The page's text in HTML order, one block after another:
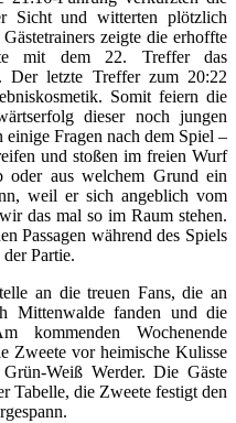
Sicht und witterten plötzlich
zeigte die erhoffte
mit dem 22. Treffer das
Der letzte Treffer zum 20:22
Somit feiern die
dieser noch jungen
Fragen nach dem Spiel –
und stoßen im freien Wurf
oder aus welchem Grund ein
weil er sich angeblich vom
das mal so im Raum stehen.
Passagen während des Spiels
Partie.
an die treuen Fans, die an
Mittenwalde fanden und die
kommenden Wochenende
Zweete vor heimische Kulisse
Weiß Werder. Die Gäste
Tabelle, die Zweete festigt den